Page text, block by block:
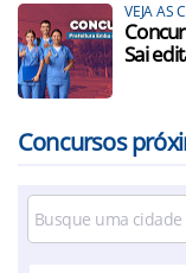
VEJA AS
Sai
Concursos